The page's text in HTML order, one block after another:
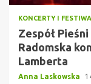
KONCERTY I
Zespół
Radomska
Lamberta
Anna Laskowska